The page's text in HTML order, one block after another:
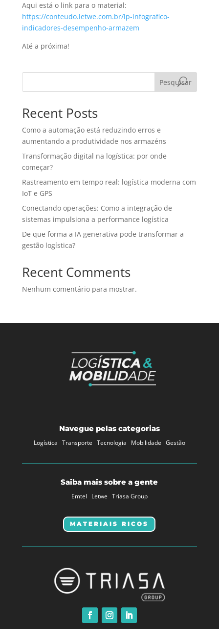
Aqui está o link para o material:
https://conteudo.letwe.com.br/lp-infografico-
indicadores-desempenho-armazem
Até a próxima!
Pesquisar
Recent Posts
Como a automação está reduzindo erros e
aumentando a produtividade nos armazéns
Transformação digital na logística: por onde
começar?
Rastreamento em tempo real: logística moderna com
IoT e GPS
Conectando operações: Como a integração de
sistemas impulsiona a performance logística
De que forma a IA generativa pode transformar a
gestão logística?
Recent Comments
Nenhum comentário para mostrar.
Navegue pelas categorias
Logística Transporte Tecnologia Mobilidade Gestão
Saiba mais sobre a gente
Emtel Letwe Triasa Group
MATERIAIS RICOS